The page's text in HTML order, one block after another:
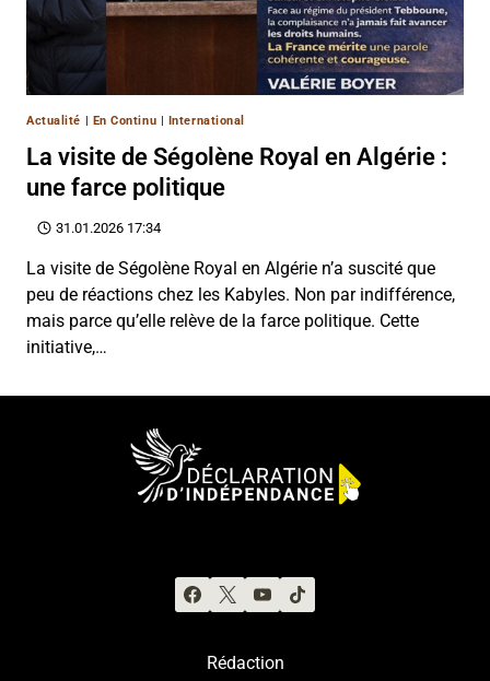
Actualité En Continu International
La visite de Ségolène Royal en Algérie :
une farce politique
31.01.2026 17:34
La visite de Ségolène Royal en Algérie n’a suscité que
peu de réactions chez les Kabyles. Non par indifférence,
mais parce qu’elle relève de la farce politique. Cette
initiative,…
Rédaction